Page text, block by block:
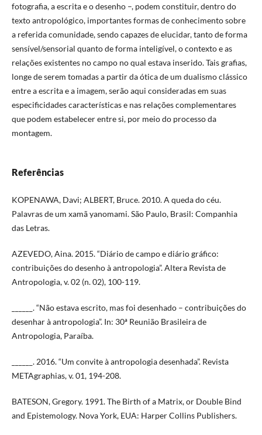
fotografia, a escrita e o desenho –, podem constituir, dentro do
texto antropológico, importantes formas de conhecimento sobre
a referida comunidade, sendo capazes de elucidar, tanto de forma
sensível/sensorial quanto de forma inteligível, o contexto e as
relações existentes no campo no qual estava inserido. Tais grafias,
longe de serem tomadas a partir da ótica de um dualismo clássico
entre a escrita e a imagem, serão aqui consideradas em suas
especificidades características e nas relações complementares
que podem estabelecer entre si, por meio do processo da
montagem.
Referências
KOPENAWA, Davi; ALBERT, Bruce. 2010. A queda do céu.
Palavras de um xamã yanomami. São Paulo, Brasil: Companhia
das Letras.
AZEVEDO, Aina. 2015. “Diário de campo e diário gráfico:
contribuições do desenho à antropologia”. Altera Revista de
Antropologia, v. 02 (n. 02), 100-119.
______. “Não estava escrito, mas foi desenhado – contribuições do
desenhar à antropologia”. In: 30ª Reunião Brasileira de
Antropologia, Paraíba.
______. 2016. “Um convite à antropologia desenhada”. Revista
METAgraphias, v. 01, 194-208.
BATESON, Gregory. 1991. The Birth of a Matrix, or Double Bind
and Epistemology. Nova York, EUA: Harper Collins Publishers.